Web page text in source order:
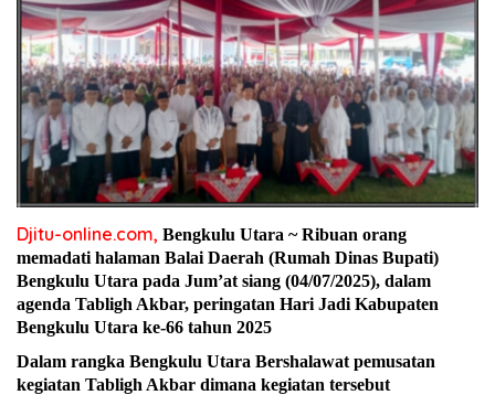
Djitu-online.com, Bengkulu Utara ~ Ribuan orang
memadati halaman Balai Daerah (Rumah Dinas Bupati)
Bengkulu Utara pada Jum’at siang (04/07/2025), dalam
agenda Tabligh Akbar, peringatan Hari Jadi Kabupaten
Bengkulu Utara ke-66 tahun 2025
Dalam rangka Bengkulu Utara Bershalawat pemusatan
kegiatan Tabligh Akbar dimana kegiatan tersebut